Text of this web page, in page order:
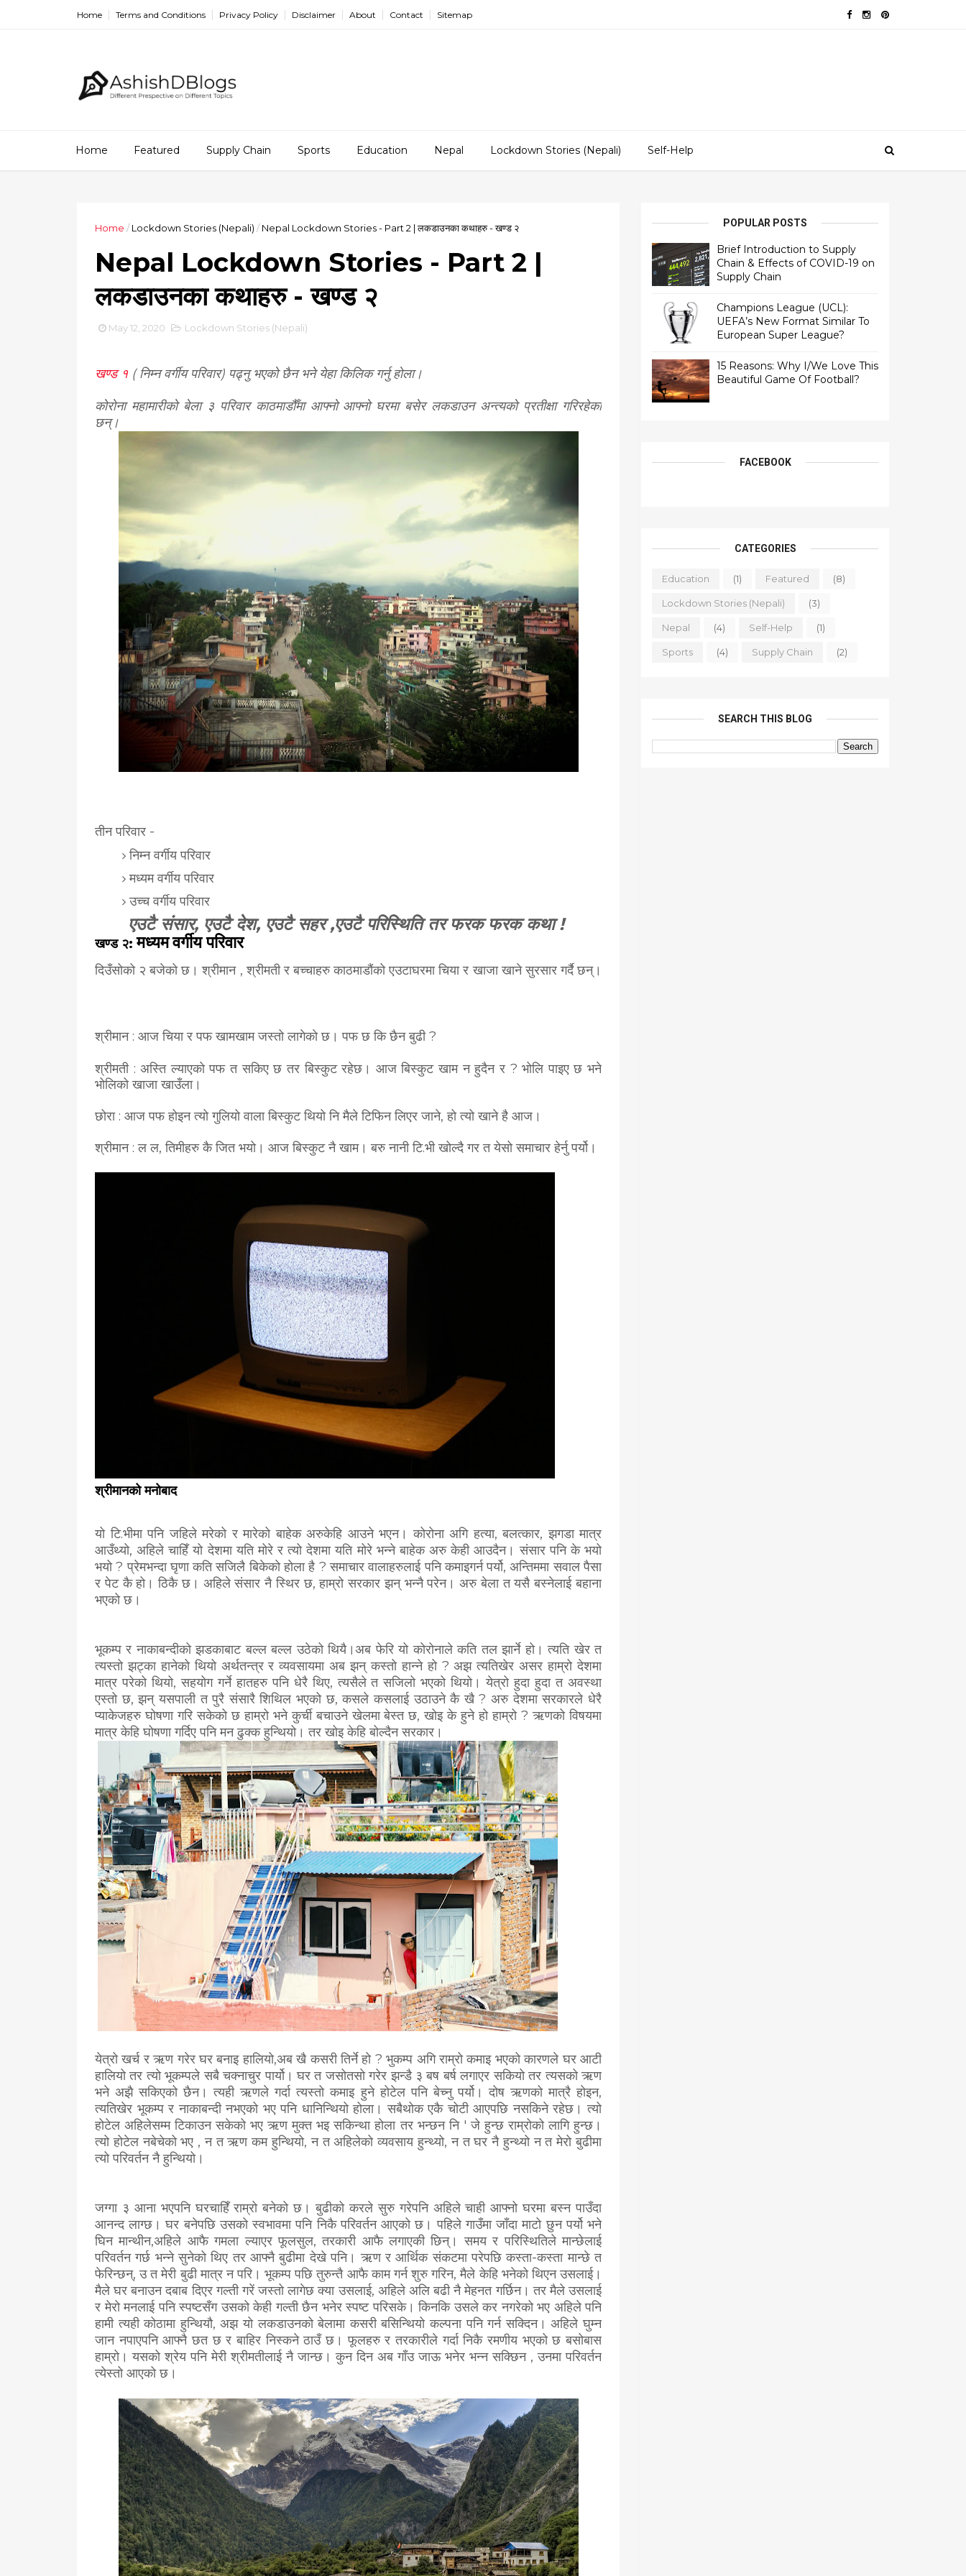
Home Terms and Conditions Privacy Policy Disclaimer About Contact Sitemap
Home Featured Supply Chain Sports Education Nepal Lockdown Stories (Nepali) Self-Help
Home / Lockdown Stories (Nepali) / Nepal Lockdown Stories - Part 2 | लकडाउनका कथाहरु - खण्ड २
Nepal Lockdown Stories - Part 2 |
लकडाउनका कथाहरु - खण्ड २
May 12, 2020 Lockdown Stories (Nepali)
खण्ड १ ( निम्न वर्गीय परिवार) पढ्नु भएको छैन भने येहा किलिक गर्नु होला।
कोरोना महामारीको बेला ३ परिवार काठमाडौँमा आफ्नो आफ्नो घरमा बसेर लकडाउन अन्त्यकाे प्रतीक्षा गरिरहेका
छन्।
तीन परिवार -
निम्न वर्गीय परिवार
मध्यम वर्गीय परिवार
उच्च वर्गीय परिवार
एउटै संसार, एउटै देश, एउटै सहर ,एउटै परिस्थिति तर फरक फरक कथा !
खण्ड २:मध्यमवर्गीय परिवार
दिउँसोको २ बजेको छ। श्रीमान , श्रीमती र बच्चाहरु काठमाडौंको एउटाघरमा चिया र खाजा खाने सुरसार गर्दै छन्।
श्रीमान : आज चिया र पफ खामखाम जस्तो लागेकाे छ। पफ छ कि छैन बुढी ?
श्रीमती : अस्ति ल्याएकाे पफ त सकिए छ तर बिस्कुट रहेछ। आज बिस्कुट खाम न हुदैन र ? भोलि पाइए छ भने
भोलिको खाजा खाउँला।
छोरा : आज पफ होइन त्यो गुलियो वाला बिस्कुट थियो नि मैले टिफिन लिएर जाने, हो त्यो खाने है आज।
श्रीमान : ल ल, तिमीहरु कै जित भयो। आज बिस्कुट नै खाम। बरु नानी टि.भी खोल्दै गर त येसो समाचार हेर्नु पर्यो।
श्रीमानको मनोबाद
यो टि.भीमा पनि जहिले मरेको र मारेको बाहेक अरुकेहि आउने भएन। कोरोना अगि हत्या, बलत्कार, झगडा मात्र
आउँथ्यो, अहिले चाहिँ यो देशमा यति मोरे र त्यो देशमा यति मोरे भन्ने बाहेक अरु केही आउदैन। संसार पनि के भयो
भयो ? प्रेमभन्दा घृणा कति सजिलै बिकेको होला है ? समाचार वालाहरुलाई पनि कमाइगर्न पर्यो, अन्तिममा सवाल पैसा
र पेट कै हो। ठिकै छ। अहिले संसार नै स्थिर छ, हाम्रो सरकार झन् भन्नै परेन। अरु बेला त यसै बस्नेलाई बहाना
भएको छ।
भूकम्प र नाकाबन्दीको झडकाबाट बल्ल बल्ल उठेको थियै।अब फेरि यो कोरोनाले कति तल झार्ने हो। त्यति खेर त
त्यस्तो झट्का हानेको थियो अर्थतन्त्र र व्यवसायमा अब झन् कस्तो हान्ने हो ? अझ त्यतिखेर असर हाम्रो देशमा
मात्र परेको थियो, सहयोग गर्ने हातहरु पनि धेरै थिए, त्यसैले त सजिलो भएको थियो। येत्रो हुदा हुदा त अवस्था
एस्तो छ, झन् यसपाली त पुरै संसारै शिथिल भएको छ, कसले कसलाई उठाउने कै खै ? अरु देशमा सरकारले धेरै
प्याकेजहरु घोषणा गरि सकेको छ हाम्रो भने कुर्ची बचाउने खेलमा बेस्त छ, खोइ के हुने हो हाम्रो ? ऋणको विषयमा
मात्र केहि घोषणा गर्दिए पनि मन ढुक्क हुन्थियो। तर खोइ केहि बोल्दैन सरकार।
येत्रो खर्च र ऋण गरेर घर बनाइ हालियो,अब खै कसरी तिर्ने हो ? भुकम्प अगि राम्रो कमाइ भएको कारणले घर आटी
हालियो तर त्यो भूकम्पले सबै चक्नाचुर पार्यो। घर त जसोतसो गरेर झन्डै ३ बष बर्ष लगाएर सकियो तर त्यसको ऋण
भने अझै सकिएको छैन। त्यही ऋणले गर्दा त्यस्तो कमाइ हुने होटेल पनि बेच्नु पर्यो। दोष ऋणको मात्रै होइन,
त्यतिखेर भूकम्प र नाकाबन्दी नभएको भए पनि धानिन्थियो होला। सबैथोक एकै चोटी आएपछि नसकिने रहेछ। त्यो
होटेल अहिलेसम्म टिकाउन सकेको भए ऋण मुक्त भइ सकिन्था होला तर भन्छन नि ' जे हुन्छ राम्रोको लागि हुन्छ।
त्यो होटेल नबेचेको भए , न त ऋण कम हुन्थियो, न त अहिलेको व्यवसाय हुन्थ्यो, न त घर नै हुन्थ्यो न त मेरो बुढीमा
त्यो परिवर्तन नै हुन्थियो।
जग्गा ३ आना भएपनि घरचाहिँ राम्रो बनेको छ। बुढीको करले सुरु गरेपनि अहिले चाही आफ्नो घरमा बस्न पाउँदा
आनन्द लाग्छ। घर बनेपछि उसको स्वभावमा पनि निकै परिवर्तन आएको छ। पहिले गाउँमा जाँदा माटो छुन पर्यो भने
घिन मान्थीन,अहिले आफै गमला ल्याएर फूलसुल, तरकारी आफै लगाएकी छिन्। समय र परिस्थितिले मान्छेलाई
परिवर्तन गर्छ भन्ने सुनेको थिए तर आफ्नै बुढीमा देखे पनि। ऋण र आर्थिक संकटमा परेपछि कस्ता-कस्ता मान्छे त
फेरिन्छन्, उ त मेरी बुढी मात्र न परि। भूकम्प पछि तुरुन्तै आफै काम गर्न शुरु गरिन, मैले केहि भनेको थिएन उसलाई।
मैले घर बनाउन दबाब दिएर गल्ती गरें जस्तो लागेछ क्या उसलाई, अहिले अलि बढी नै मेहनत गर्छिन। तर मैले उसलाई
र मेरो मनलाई पनि स्पष्टसँग उसको केही गल्ती छैन भनेर स्पष्ट परिसके। किनकि उसले कर नगरेको भए अहिले पनि
हामी त्यही कोठामा हुन्थियौ, अझ यो लकडाउनको बेलामा कसरी बसिन्थियो कल्पना पनि गर्न सक्दिन। अहिले घुम्न
जान नपाएपनि आफ्नै छत छ र बाहिर निस्कने ठाउँ छ। फूलहरु र तरकारीले गर्दा निकै रमणीय भएको छ बसोबास
हाम्रो। यसको श्रेय पनि मेरी श्रीमतीलाई नै जान्छ। कुन दिन अब गाँउ जाऊ भनेर भन्न सक्छिन , उनमा परिवर्तन
त्येस्तो आएको छ।
POPULAR POSTS
Brief Introduction to Supply
Chain & Effects of COVID-19 on
Supply Chain
Champions League (UCL):
UEFA’s New Format Similar To
European Super League?
15 Reasons: Why I/We Love This
Beautiful Game Of Football?
FACEBOOK
CATEGORIES
Education (1) Featured (8)
Lockdown Stories (Nepali) (3)
Nepal (4) Self-Help (1)
Sports (4) Supply Chain (2)
SEARCH THIS BLOG